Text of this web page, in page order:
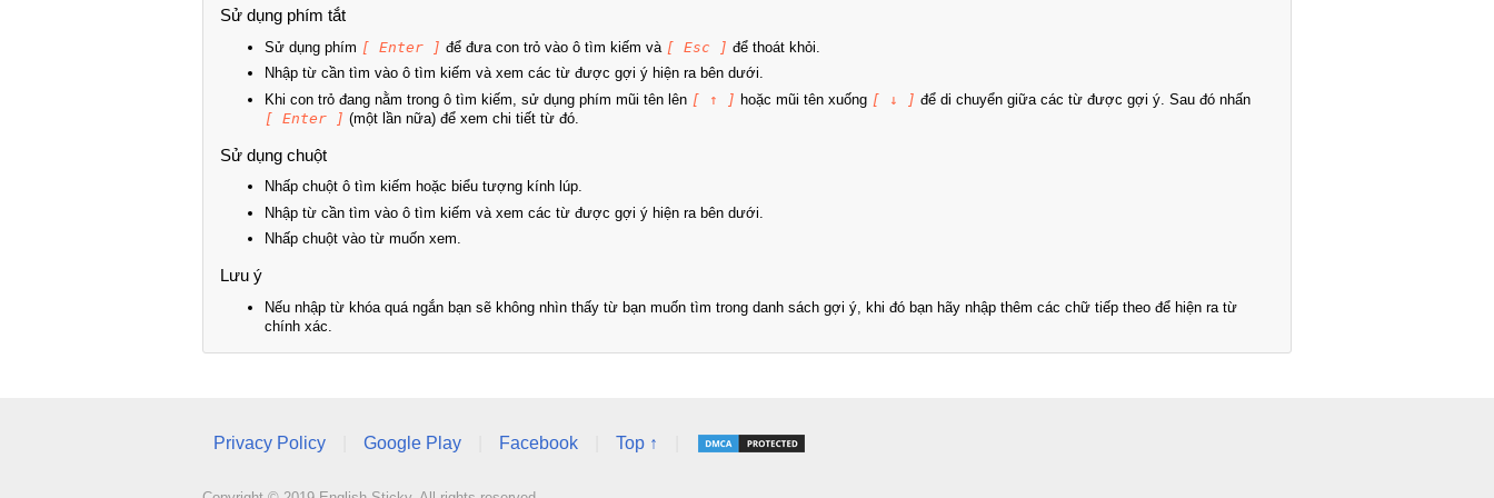
Sử dụng phím tắt
Sử dụng phím [ Enter ] để đưa con trỏ vào ô tìm kiếm và [ Esc ] để thoát khỏi.
Nhập từ cần tìm vào ô tìm kiếm và xem các từ được gợi ý hiện ra bên dưới.
Khi con trỏ đang nằm trong ô tìm kiếm, sử dụng phím mũi tên lên [ ↑ ] hoặc mũi tên xuống [ ↓ ] để di chuyển giữa các từ được gợi ý. Sau đó nhấn
[ Enter ] (một lần nữa) để xem chi tiết từ đó.
Sử dụng chuột
Nhấp chuột ô tìm kiếm hoặc biểu tượng kính lúp.
Nhập từ cần tìm vào ô tìm kiếm và xem các từ được gợi ý hiện ra bên dưới.
Nhấp chuột vào từ muốn xem.
Lưu ý
Nếu nhập từ khóa quá ngắn bạn sẽ không nhìn thấy từ bạn muốn tìm trong danh sách gợi ý, khi đó bạn hãy nhập thêm các chữ tiếp theo để hiện ra từ
chính xác.
Privacy Policy Google Play Facebook Top ↑